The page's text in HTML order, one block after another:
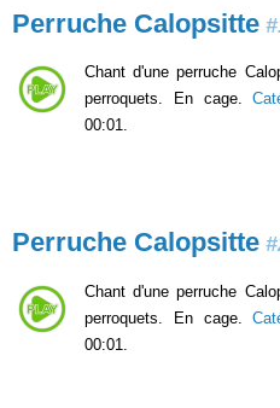
Perruche Calopsitte
Chant d'une perruche
perroquets. En cage.
00:01.
Perruche Calopsitte
Chant d'une perruche
perroquets. En cage.
00:01.